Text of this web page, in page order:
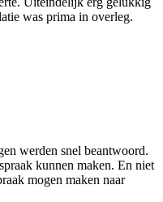
was prima in overleg.
werden snel beantwoord.
kunnen maken. En niet
mogen maken naar